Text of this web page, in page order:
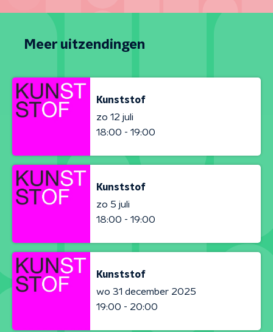
Meer uitzendingen
Kunststof
zo 12 juli
18:00 - 19:00
Kunststof
zo 5 juli
18:00 - 19:00
Kunststof
wo 31 december 2025
19:00 - 20:00